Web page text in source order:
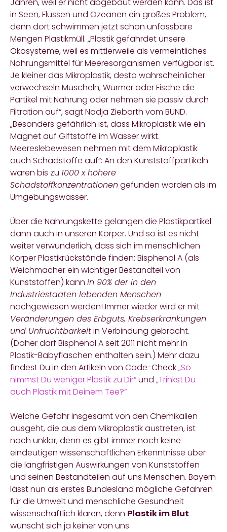
in Seen, Flüssen und Ozeanen ein großes Problem,
denn dort schwimmen jetzt schon unfassbare
Mengen Plastikmüll. „Plastik gefährdet unsere
Ökosysteme, weil es mittlerweile als vermeintliches
Nahrungsmittel für Meeresorganismen verfügbar ist.
Je kleiner das Mikroplastik, desto wahrscheinlicher
verwechseln Muscheln, Würmer oder Fische die
Partikel mit Nahrung oder nehmen sie passiv durch
Filtration auf“,sagt Nadja Ziebarth vom BUND.
„Besonders gefährlich ist, dass Mikroplastik wie ein
Magnet auf Giftstoffe im Wasser wirkt.
Meereslebewesen nehmen mit dem Mikroplastik
auch Schadstoffe auf“: An den Kunststoffpartikeln
waren bis zu 1000 x höhere
Schadstoffkonzentrationen gefunden worden als im
Umgebungswasser.
Über die Nahrungskette gelangen die Plastikpartikel
dann auch in unseren Körper. Und so ist es nicht
weiter verwunderlich, dass sich im menschlichen
Körper Plastikrückstände finden: Bisphenol A (als
Weichmacher ein wichtiger Bestandteil von
Kunststoffen) kann in 90% der in den
Industriestaaten lebenden Menschen
nachgewiesen werden! Immer wieder wird er mit
Veränderungen des Erbguts, Krebserkrankungen
und Unfruchtbarkeitin Verbindung gebracht.
(Daher darf Bisphenol A seit 2011 nicht mehr in
Plastik-Babyflaschen enthalten sein.) Mehr dazu
findest Du in den Artikeln von Code-Check„So
nimmst Du weniger Plastik zu Dir“und „Trinkst Du
auch Plastik mit Deinem Tee?“
Welche Gefahr insgesamt von den Chemikalien
ausgeht, die aus dem Mikroplastik austreten, ist
noch unklar, denn es gibt immer noch keine
eindeutigen wissenschaftlichen Erkenntnisse über
die langfristigen Auswirkungen von Kunststoffen
und seinen Bestandteilen auf uns Menschen. Bayern
lässt nun als erstes Bundesland mögliche Gefahren
für die Umwelt und menschliche Gesundheit
wissenschaftlich klären, denn Plastik im Blut
wünscht sich ja keiner von uns.